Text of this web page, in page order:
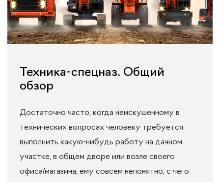
Техника-спецназ. Общий
обзор
Достаточно часто, когда неискушенному в
технических вопросах человеку требуется
выполнить какую-нибудь работу на дачном
участке, в общем дворе или возле своего
офиса/магазина, ему совсем непонятно, с чего